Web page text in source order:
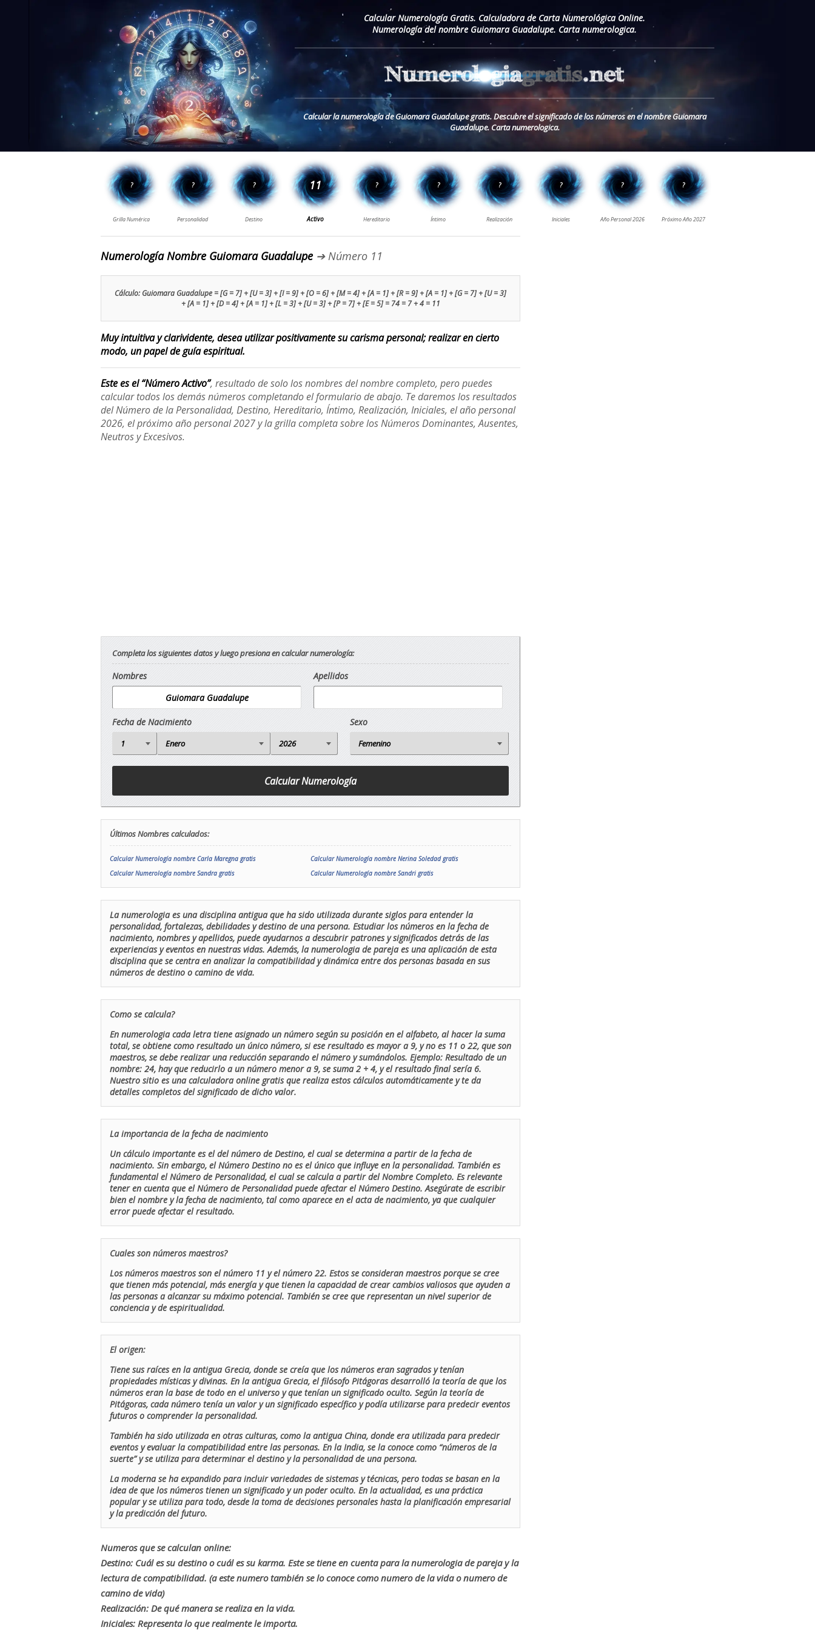
Calcular Numerología Gratis. Calculadora de Carta Numerológica Online.
Numerología del nombre Guiomara Guadalupe. Carta numerologica.
Calcular la numerología de Guiomara Guadalupe gratis. Descubre el significado de los números en el nombre Guiomara
Guadalupe. Carta numerologica.
Numerología Nombre Guiomara Guadalupe➔ Número 11
Cálculo: Guiomara Guadalupe = [G = 7] + [U = 3] + [I = 9] + [O = 6] + [M = 4] + [A = 1] + [R = 9] + [A = 1] + [G = 7] + [U = 3]
+ [A = 1] + [D = 4] + [A = 1] + [L = 3] + [U = 3] + [P = 7] + [E = 5] = 74 = 7 + 4 = 11
Muy intuitiva y clarividente, desea utilizar positivamente su carisma personal; realizar en cierto
modo, un papel de guía espiritual.
Este es el “Número Activo”, resultado de solo los nombres del nombre completo, pero puedes
calcular todos los demás números completando el formulario de abajo. Te daremos los resultados
del Número de la Personalidad, Destino, Hereditario, Íntimo, Realización, Iniciales, el año personal
2026, el próximo año personal 2027 y la grilla completa sobre los Números Dominantes, Ausentes,
Neutros y Excesivos.
Completa los siguientes datos y luego presiona en calcular numerología:
Nombres Apellidos
Fecha de Nacimiento Sexo
Últimos Nombres calculados:
Calcular Numerología nombre Carla Maregna gratis
Calcular Numerología nombre Nerina Soledad gratis
Calcular Numerología nombre Sandra gratis
Calcular Numerología nombre Sandri gratis
La numerologia es una disciplina antigua que ha sido utilizada durante siglos para entender la
personalidad, fortalezas, debilidades y destino de una persona. Estudiar los números en la fecha de
nacimiento, nombres y apellidos, puede ayudarnos a descubrir patrones y significados detrás de las
experiencias y eventos en nuestras vidas. Además, la numerologia de pareja es una aplicación de esta
disciplina que se centra en analizar la compatibilidad y dinámica entre dos personas basada en sus
números de destino o camino de vida.
Como se calcula?
En numerologia cada letra tiene asignado un número según su posición en el alfabeto, al hacer la suma
total, se obtiene como resultado un único número, si ese resultado es mayor a 9, y no es 11 o 22, que son
maestros, se debe realizar una reducción separando el número y sumándolos. Ejemplo: Resultado de un
nombre: 24, hay que reducirlo a un número menor a 9, se suma 2 + 4, y el resultado final sería 6.
Nuestro sitio es una calculadora online gratis que realiza estos cálculos automáticamente y te da
detalles completos del significado de dicho valor.
La importancia de la fecha de nacimiento
Un cálculo importante es el del número de Destino, el cual se determina a partir de la fecha de
nacimiento. Sin embargo, el Número Destino no es el único que influye en la personalidad. También es
fundamental el Número de Personalidad, el cual se calcula a partir del Nombre Completo. Es relevante
tener en cuenta que el Número de Personalidad puede afectar el Número Destino. Asegúrate de escribir
bien el nombre y la fecha de nacimiento, tal como aparece en el acta de nacimiento, ya que cualquier
error puede afectar el resultado.
Cuales son números maestros?
Los números maestros son el número 11 y el número 22. Estos se consideran maestros porque se cree
que tienen más potencial, más energía y que tienen la capacidad de crear cambios valiosos que ayuden a
las personas a alcanzar su máximo potencial. También se cree que representan un nivel superior de
conciencia y de espiritualidad.
El origen:
Tiene sus raíces en la antigua Grecia, donde se creía que los números eran sagrados y tenían
propiedades místicas y divinas. En la antigua Grecia, el filósofo Pitágoras desarrolló la teoría de que los
números eran la base de todo en el universo y que tenían un significado oculto. Según la teoría de
Pitágoras, cada número tenía un valor y un significado específico y podía utilizarse para predecir eventos
futuros o comprender la personalidad.
También ha sido utilizada en otras culturas, como la antigua China, donde era utilizada para predecir
eventos y evaluar la compatibilidad entre las personas. En la India, se la conoce como “números de la
suerte” y se utiliza para determinar el destino y la personalidad de una persona.
La moderna se ha expandido para incluir variedades de sistemas y técnicas, pero todas se basan en la
idea de que los números tienen un significado y un poder oculto. En la actualidad, es una práctica
popular y se utiliza para todo, desde la toma de decisiones personales hasta la planificación empresarial
y la predicción del futuro.
Numeros que se calculan online:
Destino: Cuál es su destino o cuál es su karma. Este se tiene en cuenta para la numerologia de pareja y la
lectura de compatibilidad. (a este numero también se lo conoce como numero de la vida o numero de
camino de vida)
Realización: De qué manera se realiza en la vida.
Iniciales: Representa lo que realmente le importa.